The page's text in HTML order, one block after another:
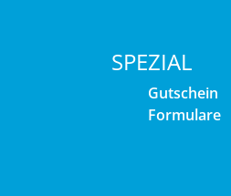
SPEZIAL
Gutschein
Formulare